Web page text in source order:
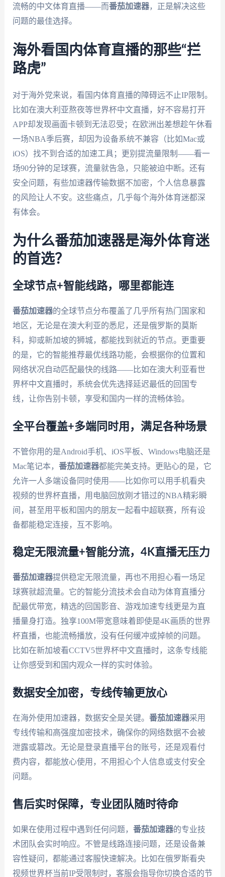
流畅的中文体育直播——而番茄加速器，正是解决这些
问题的最佳选择。
海外看国内体育直播的那些“拦
路虎”
对于海外党来说，看国内体育直播的障碍远不止IP限制。
比如在澳大利亚熬夜等世界杯中文直播，好不容易打开
APP却发现画面卡顿到无法忍受；在欧洲出差想趁午休看
一场NBA季后赛，却因为设备系统不兼容（比如Mac或
iOS）找不到合适的加速工具；更别提流量限制——看一
场90分钟的足球赛，流量就告急，只能被迫中断。还有
安全问题，有些加速器传输数据不加密，个人信息暴露
的风险让人不安。这些痛点，几乎每个海外体育迷都深
有体会。
为什么番茄加速器是海外体育迷
的首选？
全球节点+智能线路，哪里都能连
番茄加速器的全球节点分布覆盖了几乎所有热门国家和
地区，无论是在澳大利亚的悉尼，还是俄罗斯的莫斯
科，抑或新加坡的狮城，都能找到就近的节点。更重要
的是，它的智能推荐最优线路功能，会根据你的位置和
网络状况自动匹配最快的线路——比如在澳大利亚看世
界杯中文直播时，系统会优先选择延迟最低的回国专
线，让你告别卡顿，享受和国内一样的流畅体验。
全平台覆盖+多端同时用，满足各种场景
不管你用的是Android手机、iOS平板、Windows电脑还是
Mac笔记本， 番茄加速器都能完美支持。更贴心的是，它
允许一人多端设备同时使用——比如你可以用手机看央
视频的世界杯直播，用电脑回放刚才错过的NBA精彩瞬
间，甚至用平板和国内的朋友一起看中超联赛，所有设
备都能稳定连接，互不影响。
稳定无限流量+智能分流，4K直播无压力
番茄加速器提供稳定无限流量，再也不用担心看一场足
球赛就超流量。它的智能分流技术会自动为体育直播分
配最优带宽，精选的回国影音、游戏加速专线更是为直
播量身打造。独享100M带宽意味着即使是4K画质的世界
杯直播，也能流畅播放，没有任何缓冲或掉帧的问题。
比如在新加坡看CCTV5世界杯中文直播时，这条专线能
让你感受到和国内观众一样的实时体验。
数据安全加密，专线传输更放心
在海外使用加速器，数据安全是关键。 番茄加速器采用
专线传输和高强度加密技术，确保你的网络数据不会被
泄露或篡改。无论是登录直播平台的账号，还是观看付
费内容，都能放心使用，不用担心个人信息或支付安全
问题。
售后实时保障，专业团队随时待命
如果在使用过程中遇到任何问题， 番茄加速器的专业技
术团队会实时响应。不管是线路连接问题，还是设备兼
容性疑问，都能通过客服快速解决。比如在俄罗斯看央
视频世界杯当前IP受限制时，客服会指导你切换合适的节